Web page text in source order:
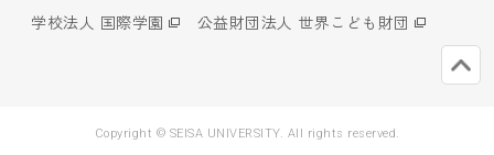
学校法人 国際学園
公益財団法人 世界こども財団
Copyright © SEISA UNIVERSITY. All rights reserved.